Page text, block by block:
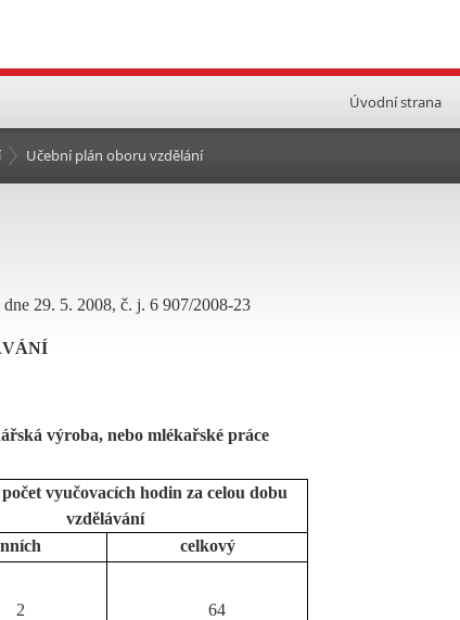
Úvodní strana
Učební plán oboru vzdělání
29. 5. 2008, č. j. 6 907/2008-23
výroba, nebo mlékařské práce
vyučovacích hodin za celou dobu
vzdělávání
celkový
2
64